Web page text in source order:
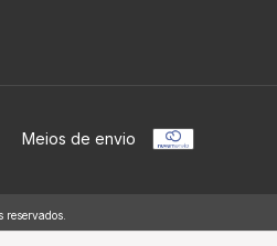
Meios de envio